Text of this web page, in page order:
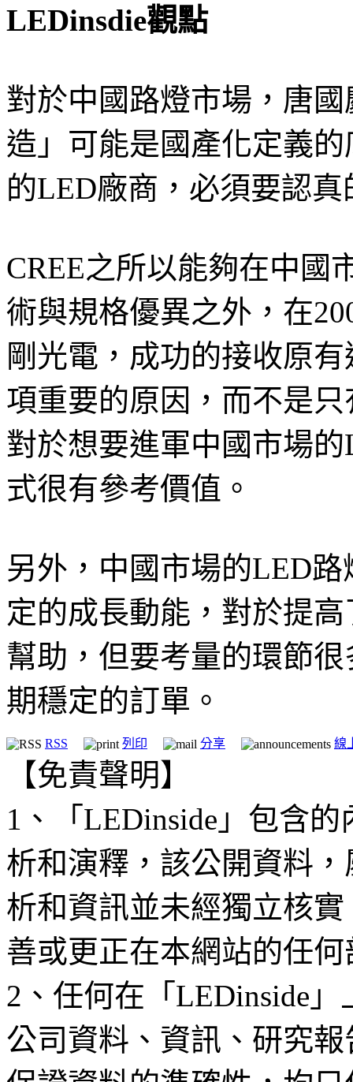
LEDinsdie觀點
對於中國路燈市場，唐
造」可能是國產化定義
的LED廠商，必須要認
CREE之所以能夠在中國
術與規格優異之外，在
剛光電，成功的接收原
項重要的原因，而不是
對於想要進軍中國市場
式很有參考價值。
另外，中國市場的LED
定的成長動能，對於提
幫助，但要考量的環節
期穩定的訂單。
RSS 列印 分享 線
【免責聲明】
1、「LEDinside」包含
析和演釋，該公開資料
析和資訊並未經獨立核
善或更正在本網站的任
2、任何在「LEDinside
公司資料、資訊、研究